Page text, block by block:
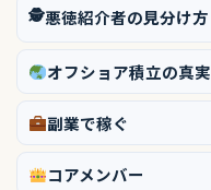
🕵️悪徳紹介者の見分け方
オフショア積立の真実
副業で稼ぐ
コアメンバー